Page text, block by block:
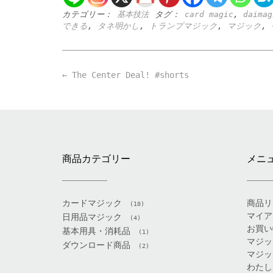
カテゴリー： 基本技法 タグ： card magic ,
できる , タネ明かし , トランプマジック , マジック ,
Post
← The Center Deal! #shorts
商品カテゴリー
カードマジック (10)
日用品マジック (4)
基本用具・消耗品 (1)
ダウンロード商品 (2)
メニ
商品
マイ
お買
マジ
マジ
わた